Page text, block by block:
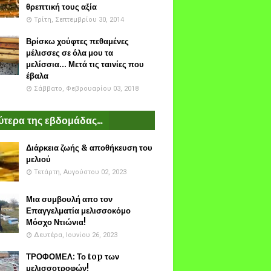
θρεπτική τους αξία
Τρίτη, Σεπτεμβρίου 30, 2014
Βρίσκω χούφτες πεθαμένες
μέλισσες σε όλα μου τα
μελίσσια... Μετά τις ταινίες που
έβαλα
Σάββατο, Φεβρουαρίου 03, 2018
της εβδομάδας...
Διάρκεια ζωής & αποθήκευση του
μελιού
Τετάρτη, Αυγούστου 02, 2023
Μια συμβουλή απο τον
Επαγγελματία μελισσοκόμο
Μόσχο Ντιώνια!
Δευτέρα, Ιουνίου 26, 2023
ΤΡΟΦΟΜΕΛ: Το top των
μελισσοτροφών!